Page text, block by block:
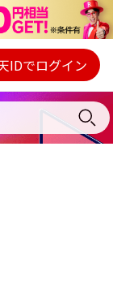
レイヤー
容の確認・変更
IDでログイン